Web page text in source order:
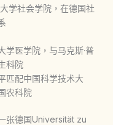
学社会学院，在德国社
学医学院，与马克斯·普
科院
匹配中国科学技术大
农科院
张德国Universität zu